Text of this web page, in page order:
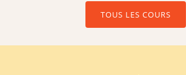
TOUS LES COURS